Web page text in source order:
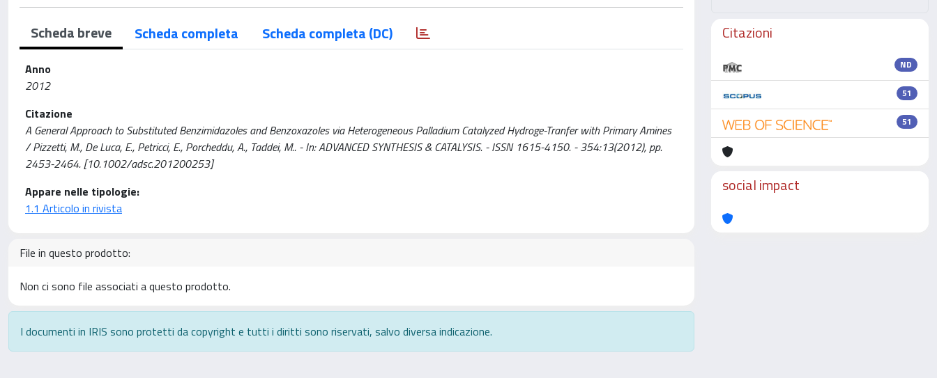
Scheda breve Scheda completa Scheda completa (DC)
Anno
2012
Citazione
A General Approach to Substituted Benzimidazoles and Benzoxazoles via Heterogeneous Palladium Catalyzed Hydroge-Tranfer with Primary Amines
/ Pizzetti, M., De Luca, E., Petricci, E., Porcheddu, A., Taddei, M.. - In: ADVANCED SYNTHESIS & CATALYSIS. - ISSN 1615-4150. - 354:13(2012), pp.
2453-2464. [10.1002/adsc.201200253]
Appare nelle tipologie:
1.1 Articolo in rivista
File in questo prodotto:
Non ci sono file associati a questo prodotto.
I documenti in IRIS sono protetti da copyright e tutti i diritti sono riservati, salvo diversa indicazione.
Citazioni
ND
51
51
social impact